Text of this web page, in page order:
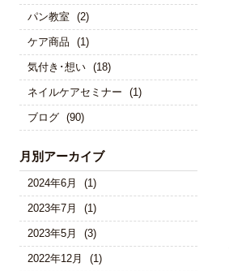
パン教室 (2)
ケア商品 (1)
気付き･想い (18)
ネイルケアセミナー (1)
ブログ (90)
月別アーカイブ
2024年6月 (1)
2023年7月 (1)
2023年5月 (3)
2022年12月 (1)